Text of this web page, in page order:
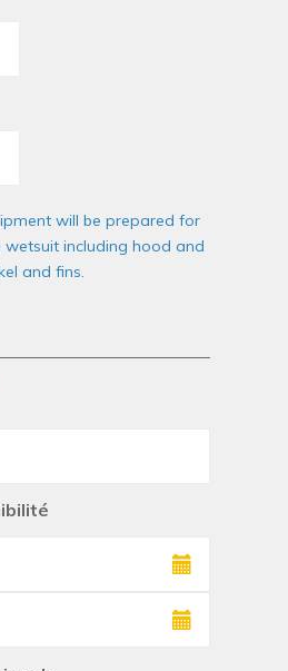
will be prepared for
wetsuit including hood and
and fins.